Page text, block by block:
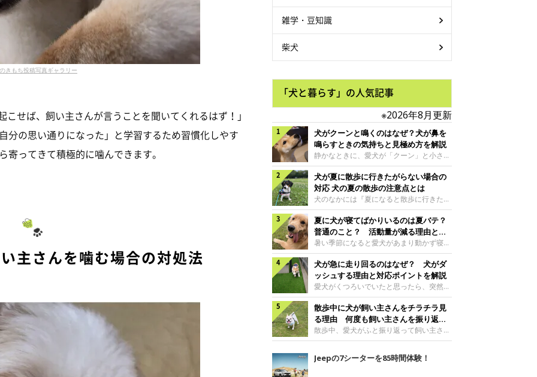
きもち投稿写真ギャラリー
せば、飼い主さんが言うことを聞いてくれるはず！」
分の思い通りになった」と学習するため習慣化しやす
ってきて積極的に噛んできます。
主さんを噛む場合の対処法
雑学・豆知識
柴犬
「犬と暮らす」の人気記事
※2026年8月更新
犬がクーンと鳴くのはなぜ？犬が鼻を
鳴らすときの気持ちと見極め方を解説
静かなときに、愛犬が「クーン」と小さく
鳴いたり、鼻を鳴らすような音を出したり
することはありませんか？ 大きく吠える
わけではない分、「不安なの？それとも何
かお願いしているの？」と気になる飼い主
さんもいるかもしれません。今回は、犬が
クーンと鳴く理由や鼻鳴らしの背景、見極
め方と対応のポイントなどについて、いぬ
のきもち獣医師相談室の原 駿太朗先生に
伺いました。クーンと鳴くのはどんな気持
ち？いぬのきもち投稿写真ギャラリー犬が
クーンと小さく鳴くときは、何らかの感情
を伝えようとしている場合があると考えら
れています。大
犬が夏に散歩に行きたがらない場合の
対応 犬の夏の散歩の注意点とは
犬のなかには『夏になると散歩に行きたが
らない、歩かなくなる』『暑い季節は散歩
の気配を察すると涼しい部屋から出ようと
しない』など散歩に行きたがらないコもい
るようです。愛犬の運動をさせてあげたい
のに、散歩に行きたがらない。このような
場合はどう対応すればよいのでしょうか？
「愛犬が夏に散歩に行きたがらない場合の
対応」について、いぬのきもち獣医師相談
室の白山さとこ先生に聞きました。Q.夏に
犬の散歩に行くときの注意点は？ いぬの
きもち投稿写真ギャラリーーー夏に愛犬と
散歩に行くときは、どのようなことに注意
をするとよい
夏に犬が寝てばかりいるのは夏バテ？
普通のこと？ 活動量が減る理由と対
策とは
暑い季節になると愛犬があまり動かず寝て
ばかりだと感じる飼い主さんはいません
か？その様子に、愛犬が夏バテで疲れてい
るのか、元気がないのかなど不安に感じる
方もいるのではないかと思います。 で
は、犬が寝てばかりいるときに対処が必要
かを見極める方法はあるのでしょうか？
「犬の活動量が夏に減る理由と対策」につ
いて、いぬのきもち獣医師相談室の山口み
き先生に話を聞きました。Q. 夏に犬の活
真ギャラリーーー夏に愛犬の活動量が減る
犬が急に走り回るのはなぜ？ 犬がダ
ッシュする理由と対応ポイントを解説
愛犬がくつろいでいたと思ったら、突然部
屋の中を走り回り始める――そんな様子に
驚いたことはありませんか？ 急な動きに
「何が起きているの？」と戸惑う飼い主さ
んも多いでしょう。落ち着いていたはずな
のに、急にスイッチが入ったように見える
と不安になることもあります。今回は、犬
が急に走り回る理由や見極め方などについ
散歩中に犬が飼い主さんをチラチラ見
る理由 何度も飼い主さんを振り返る
のはなぜ？
散歩中、愛犬がふと振り返って飼い主さん
の様子を確認する…そんな場面に心当たり
はありませんか？ 何度もチラチラ見られ
ると、「何か気になることがあるの？」
Jeepの7シーターを85時間体験！